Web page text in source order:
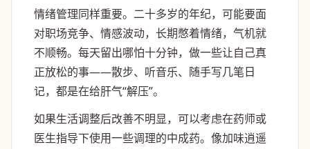
情绪管理同样重要。二十多岁的年纪，可能要面
对职场竞争、情感波动，长期憋着情绪，气机就
不顺畅。每天留出哪怕十分钟，做一些让自己真
正放松的事——散步、听音乐、随手写几笔日
记，都是在给肝气“解压”。
如果生活调整后改善不明显，可以考虑在药师或
医生指导下使用一些调理的中成药。像加味逍遥